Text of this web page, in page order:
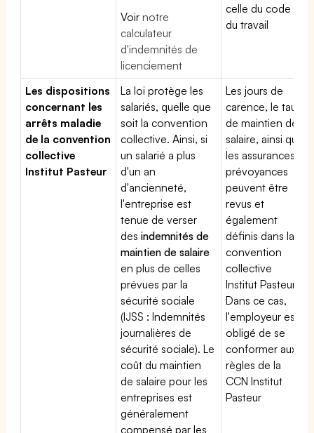
Voirnotre
calculateur
d'indemnités de
licenciement
celle du code
du travail
Les dispositions
concernant les
arrêts maladie
de la convention
collective
Institut Pasteur
La loi protège les
salariés, quelle que
soit la convention
collective. Ainsi, si
un salarié a plus
d'un an
d'ancienneté,
l'entreprise est
tenue de verser
desindemnités de
maintien de salaire
en plus de celles
prévues par la
sécurité sociale
(IJSS : Indemnités
journalières de
sécurité sociale). Le
coût du maintien
de salaire pour les
entreprises est
généralement
compensé par les
Les jours de
carence, le taux
de maintien de
salaire, ainsi que
les assurances
prévoyances
peuvent être
revus et
également
définis dans la
convention
collective
Institut Pasteur.
Dans ce cas,
l'employeur est
obligé de se
conformer aux
règles de la
CCN Institut
Pasteur